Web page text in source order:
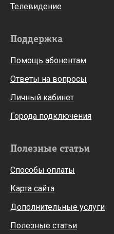
Телевидение
Поддержка
Помощь абонентам
Ответы на вопросы
Личный кабинет
Города подключения
Полезные статьи
Способы оплаты
Карта сайта
Дополнительные услуги
Полезные статьи